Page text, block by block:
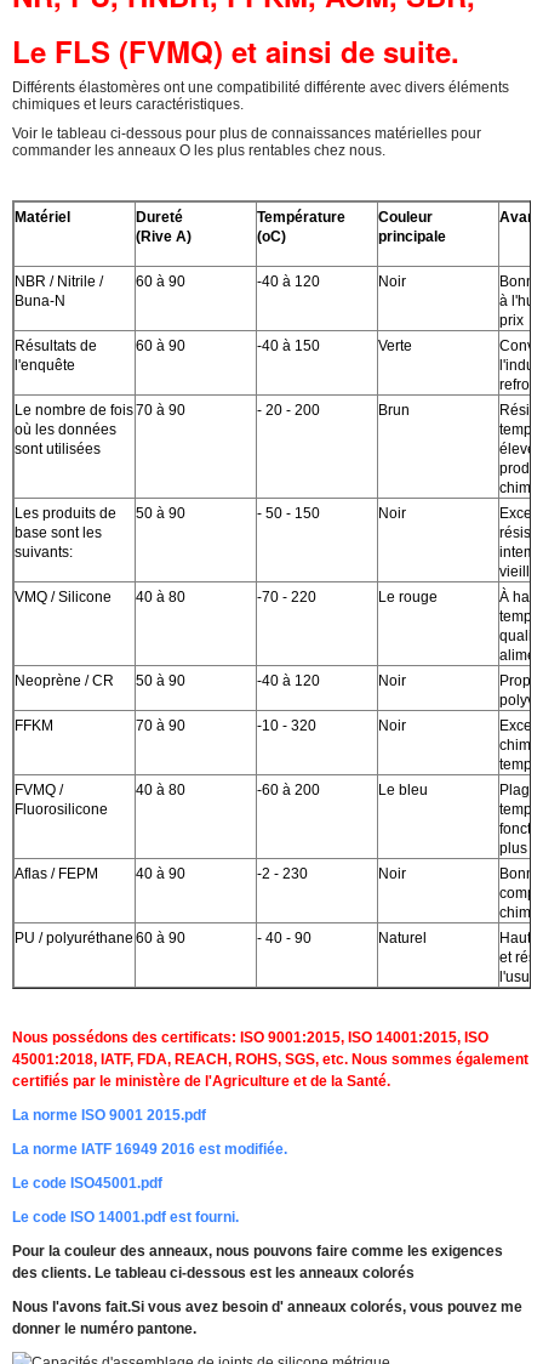
Laisser un message
Nous vous rappellerons bientôt!
SOUMETTRE
Le FLS (FVMQ) et ainsi de suite.
Différents élastomères ont une compatibilité différente avec divers éléments
chimiques et leurs caractéristiques.
Voir le tableau ci-dessous pour plus de connaissances matérielles pour
commander les anneaux O les plus rentables chez nous.
Matériel
Dureté
(Rive A)
Température
(oC)
Couleur
principale
NBR / Nitrile /
Buna-N
60 à 90 -40 à 120 Noir
à
prix
Résultats de
l'enquête
60 à 90 -40 à 150 Verte
Le nombre de fois
où les données
sont utilisées
70 à 90 - 20 - 200 Brun
Les produits de
base sont les
suivants:
50 à 90 - 50 - 150 Noir
VMQ / Silicone
40 à 80 -70 - 220 Le rouge
À
qualité
Neoprène / CR
50 à 90 -40 à 120 Noir
FFKM
70 à 90 -10 - 320 Noir
FVMQ /
Fluorosilicone
40 à 80 -60 à 200 Le bleu
Plage
plus
Aflas / FEPM
40 à 90 -2 - 230 Noir
Bonne
PU / polyuréthane 60 à 90 - 40 - 90 Naturel
Haute
et
l'usure
Nous possédons des certificats: ISO 9001:2015, ISO 14001:2015, ISO
45001:2018, IATF, FDA, REACH, ROHS, SGS, etc. Nous sommes également
certifiés par le ministère de l'Agriculture et de la Santé.
La norme ISO 9001 2015.pdf
La norme IATF 16949 2016 est modifiée.
Le code ISO45001.pdf
Le code ISO 14001.pdf est fourni.
Pour la couleur des anneaux, nous pouvons faire comme les exigences
des clients. Le tableau ci-dessous est les anneaux colorés
Nous l'avons fait.Si vous avez besoin d' anneaux colorés, vous pouvez me
donner le numéro pantone.